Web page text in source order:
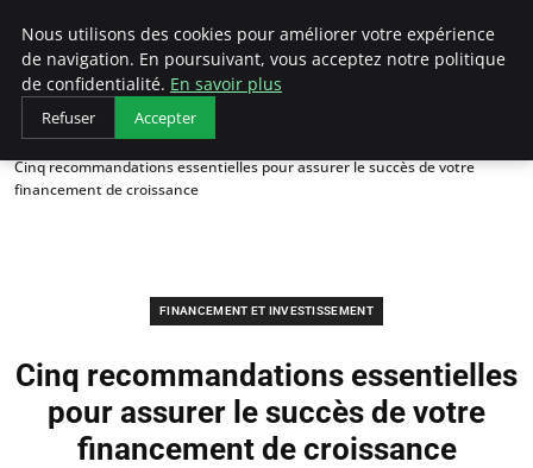
LECFCM
Accueil
Financement et investissement
Cinq recommandations essentielles pour assurer le succès de votre
financement de croissance
FINANCEMENT ET INVESTISSEMENT
Cinq recommandations essentielles
pour assurer le succès de votre
financement de croissance
Nous utilisons des cookies pour améliorer votre expérience
de navigation. En poursuivant, vous acceptez notre politique
de confidentialité. En savoir plus
Refuser Accepter